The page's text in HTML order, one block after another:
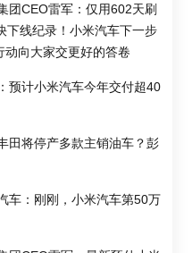
团CEO雷军：仅用602天刷
下线纪录！小米汽车下一步
向大家交更好的答卷
预计小米汽车今年交付超40
田将停产多款主销油车？彭
车：刚刚，小米汽车第50万